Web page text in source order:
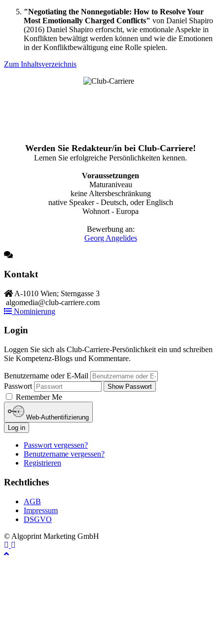
"Negotiating the Nonnegotiable: How to Resolve Your
Most Emotionally Charged Conflicts" von Daniel Shapiro
(2016) Daniel Shapiro erforscht, wie emotionale Aspekte in
Konflikten bewältigt werden können und wie die Emotionen
in der Konfliktbewältigung eine Rolle spielen.
Zum Inhaltsverzeichnis
Werden Sie Redakteur/in bei Club-Carriere!
Lernen Sie erfolgreiche Persönlichkeiten kennen.
Voraussetzungen
Maturaniveau
keine Altersbeschränkung
native Speaker - Deutsch, oder Englisch
Wohnort - Europa
Bewerbung an:
Georg Angelides
Kontakt
A-1010 Wien; Sterngasse 3
algomedia@club-carriere.com
Nominierung
Login
Loggen Sie sich als Club-Carriere-Persönlichkeit ein und schreiben
Sie Kompetenz-Blogs und Kommentare.
Benutzername oder E-Mail
Passwort
Show Passwort
Remember Me
Web-Authentifizierung
Log in
Passwort vergessen?
Benutzername vergessen?
Registrieren
Rechtliches
AGB
Impressum
DSGVO
© Algoprint Marketing GmbH